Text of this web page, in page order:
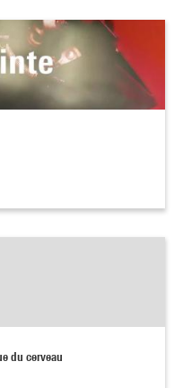
du cerveau